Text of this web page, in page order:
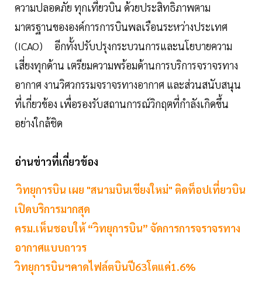
ความปลอดภัย ทุกเที่ยวบิน ด้วยประสิทธิภาพตาม
มาตรฐานขององค์การการบินพลเรือนระหว่างประเทศ
(ICAO) อีกทั้งปรับปรุงกระบวนการและนโยบายความ
เสี่ยงทุกด้าน เตรียมความพร้อมด้านการบริการจราจรทาง
อากาศ งานวิศวกรรมจราจรทางอากาศ และส่วนสนับสนุน
ที่เกี่ยวข้อง เพื่อรองรับสถานการณ์วิกฤตที่กำลังเกิดขึ้น
อย่างใกล้ชิด
อ่านข่าวที่เกี่ยวข้อง
วิทยุการบิน เผย "สนามบินเชียงใหม่" ติดท็อปเที่ยวบิน
เปิดบริการมากสุด
ครม.เห็นชอบให้ “วิทยุการบิน” จัดการการจราจรทาง
อากาศแบบถาวร
วิทยุการบินฯคาดไฟล์ตบินปี63โตแค่1.6%